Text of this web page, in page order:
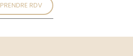
PRENDRE RDV